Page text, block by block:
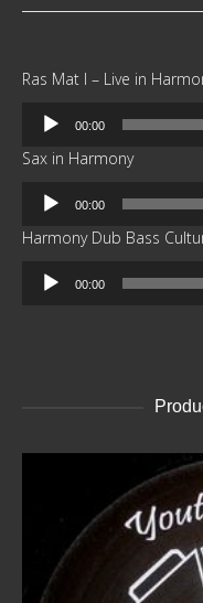
Ras Mat I – Live in
Reproductor
audio
00:00
Sax in Harmony
Reproductor
audio
00:00
Harmony Dub Bass
Reproductor
00:00